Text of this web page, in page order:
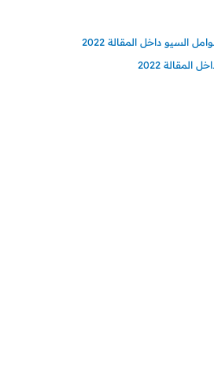
السيو داخل المقالة 2022
2022